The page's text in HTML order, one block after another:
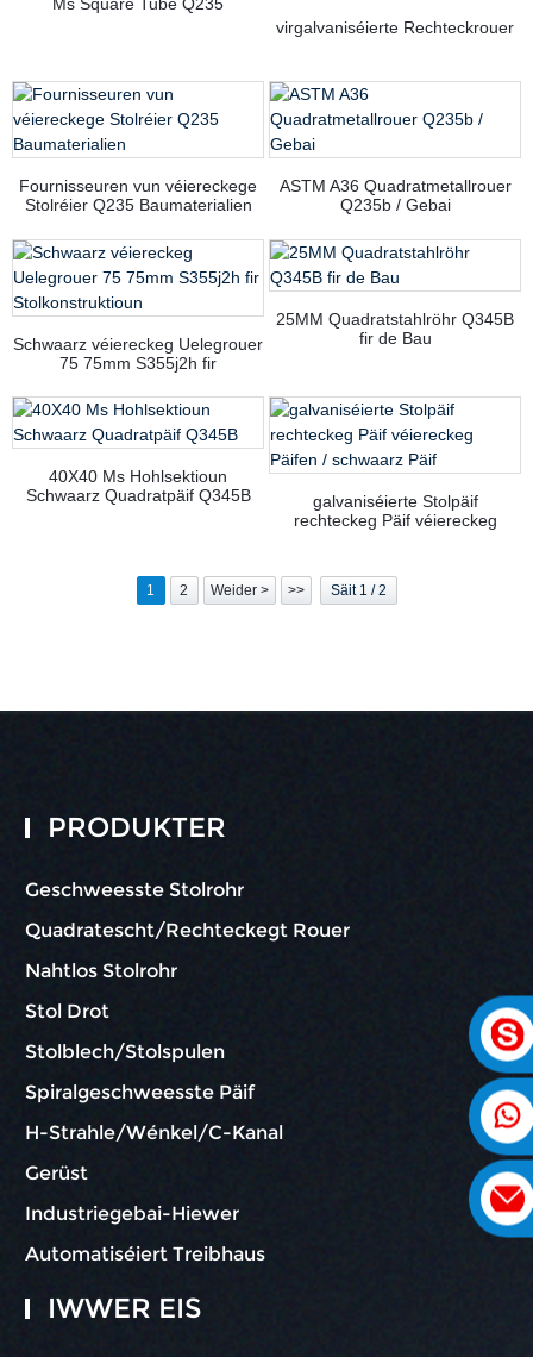
Ms Square Tube Q235
virgalvaniséierte Rechteckrouer
Fournisseuren vun véiereckege
Stolréier Q235 Baumaterialien
ASTM A36 Quadratmetallrouer
Q235b / Gebai
Schwaarz véiereckeg Uelegrouer
75 75mm S355j2h fir
25MM Quadratstahlröhr Q345B
fir de Bau
40X40 Ms Hohlsektioun
Schwaarz Quadratpäif Q345B
galvaniséierte Stolpäif
rechteckeg Päif véiereckeg
1 2 Weider > >> Säit 1 / 2
PRODUKTER
Geschweesste Stolrohr
Quadratescht/Rechteckegt Rouer
Nahtlos Stolrohr
Stol Drot
Stolblech/Stolspulen
Spiralgeschweesste Päif
H-Strahle/Wénkel/C-Kanal
Gerüst
Industriegebai-Hiewer
Automatiséiert Treibhaus
IWWER EIS